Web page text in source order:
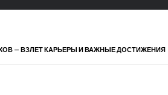
— ВЗЛЕТ КАРЬЕРЫ И ВАЖНЫЕ ДОСТИЖЕНИЯ